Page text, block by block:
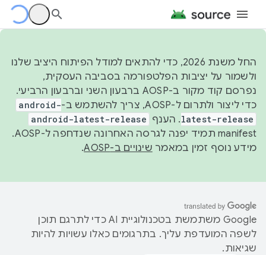
החל משנת 2026, כדי להתאים למודל הפיתוח היציב שלנו
ולשמור על יציבות הפלטפורמה בסביבה העסקית,
נפרסם קוד מקור ב-AOSP ברבעון השני וברבעון הרביעי.
כדי ליצור ולתרום ל-AOSP, צריך להשתמש ב-
android-
latest-release. הענף android-latest-release
manifest תמיד יפנה לגרסה האחרונה שנדחפה ל-AOSP.
מידע נוסף זמין במאמר שינויים ב-AOSP .
‫Google משתמשת בטכנולוגיית AI כדי לתרגם תוכן
לשפה המועדפת עליך. בתרגומים כאלו עשויות להיות
שגיאות.